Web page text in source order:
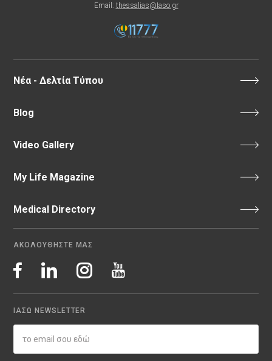
Email: thessalias@Iaso.gr
Νέα - Δελτία Τύπου
Blog
Video Gallery
My Life Magazine
Medical Directory
ΑΚΟΛΟΥΘΗΣΤΕ ΜΑΣ
ΙΑΣΩ NEWSLETTER